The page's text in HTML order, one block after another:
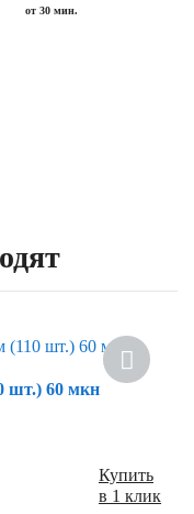
от 30 мин.
шт.) 60 мкн
Купить
в 1 клик